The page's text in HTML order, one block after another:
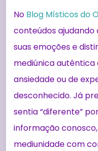
No Blog Místicos do
conteúdos
suas emoções e
mediúnica autêntica
ansiedade ou de
desconhecido. Já
sentia “diferente”
informação
mediunidade com